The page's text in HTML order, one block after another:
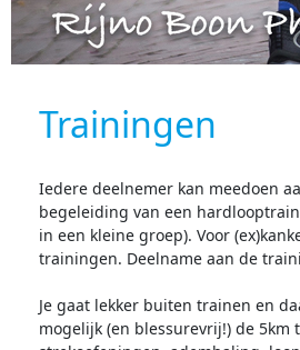
Trainingen
Iedere deelnemer kan meedoen
begeleiding van een
in een kleine groep). Voor
trainingen. Deelname aan de
Je gaat lekker buiten trainen en
mogelijk (en blessurevrij!) de